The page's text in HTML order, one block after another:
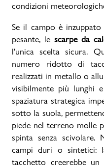
condizioni
Se il campo è
pesante, le scarpe da
l'unica scelta sicura.
numero ridotto di
realizzati in metallo o
visibilmente più lunghi
spaziatura strategica
sotto la suola,
piede nel terreno molle
spinta senza scivolare.
campi duri o sintetici:
tacchetto creerebbe